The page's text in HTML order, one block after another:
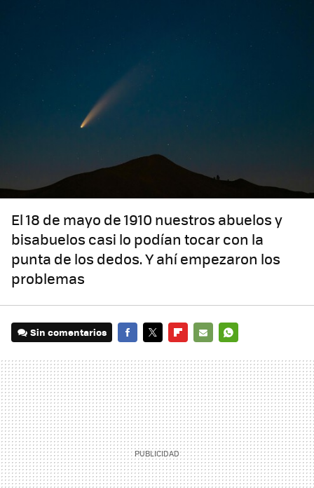
El 18 de mayo de 1910 nuestros abuelos y
bisabuelos casi lo podían tocar con la
punta de los dedos. Y ahí empezaron los
problemas
Sin comentarios
MAIL